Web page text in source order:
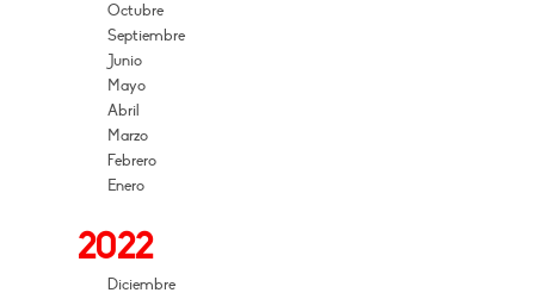
Octubre
Septiembre
Junio
Mayo
Abril
Marzo
Febrero
Enero
2022
Diciembre